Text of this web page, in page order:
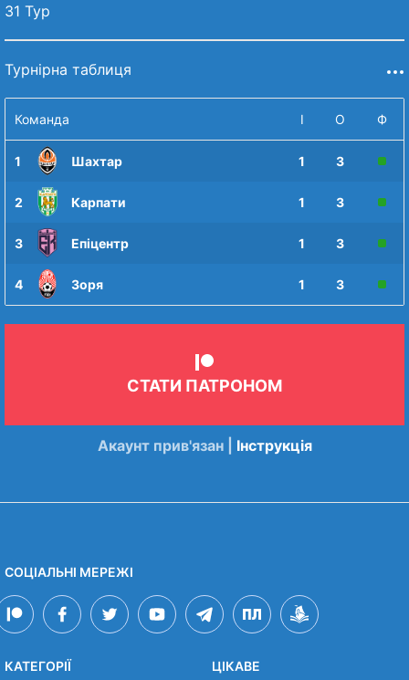
31 Тур
Турнірна таблиця
Команда І О Ф
1 Шахтар 1 3
2 Карпати 1 3
3 Епіцентр 1 3
4 Зоря 1 3
СТАТИ ПАТРОНОМ
Акаунт прив'язан | Інструкція
СОЦІАЛЬНІ МЕРЕЖІ
КАТЕГОРІЇ ЦІКАВЕ